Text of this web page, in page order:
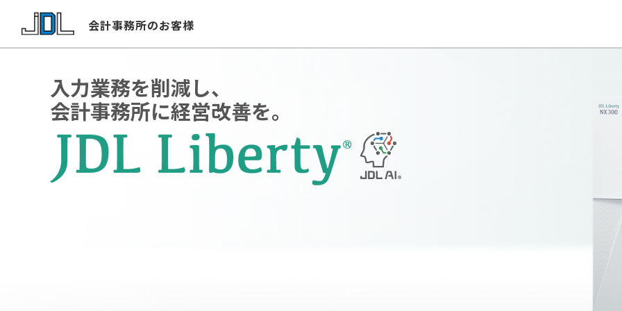
会計事務所のお客様
入力業務を削減し、
会計事務所に経営改善を。